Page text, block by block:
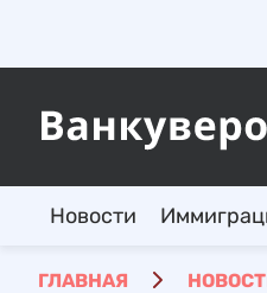
Новости
ГЛАВНАЯ